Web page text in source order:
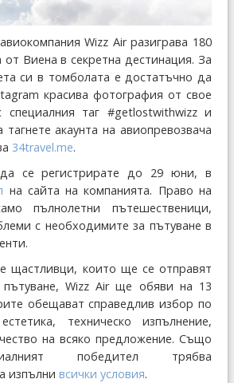
Wizz Air разиграва 180
от Виена в секретна дестинация. За
си в томболата е достатъчно да
красива фотография от свое
специалния таг #getlostwithwizz и
акаунта на авиопревозвача
34travel.me.
се регистрирате до 29 юни, в
на сайта на компанията. Право на
пълнолетни пътешественици,
с необходимите за пътуване в
щастливци, които ще се отправят
пътуване, Wizz Air ще обяви на 13
обещават справедлив избор по
техническо изпълнение,
на всяко предложение. Също
победител трябва
изпълни всички условия.